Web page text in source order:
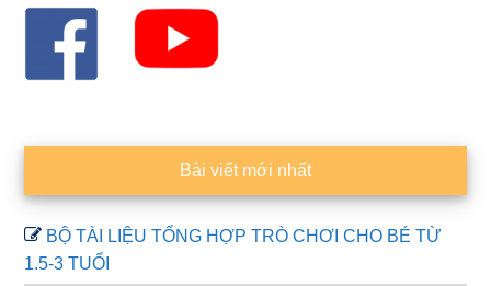
Bài viết mới nhất
BỘ TÀI LIỆU TỔNG HỢP TRÒ CHƠI CHO BÉ TỪ
1.5-3 TUỔI